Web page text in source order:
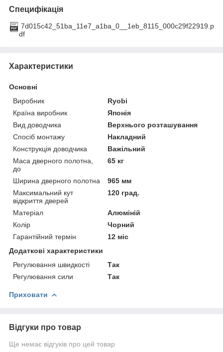
Специфікація
7d015c42_51ba_11e7_a1ba_0__1eb_8115_000c29f22919.p
df
Характеристики
Основні
Виробник
Ryobi
Країна виробник
Японія
Вид доводчика
Верхнього розташування
Спосіб монтажу
Накладний
Конструкція доводчика
Важільний
Маса дверного полотна,
до
65 кг
Ширина дверного полотна
965 мм
Максимальний кут
відкриття дверей
120 град.
Матеріал
Алюміній
Колір
Чорний
Гарантійний термін
12 міс
Додаткові характеристики
Регулювання швидкості
Так
Регулювання сили
Так
Приховати
Відгуки про товар
Ще немає відгуків про цей товар